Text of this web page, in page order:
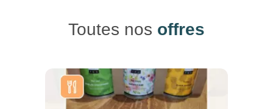
Toutes nos offres